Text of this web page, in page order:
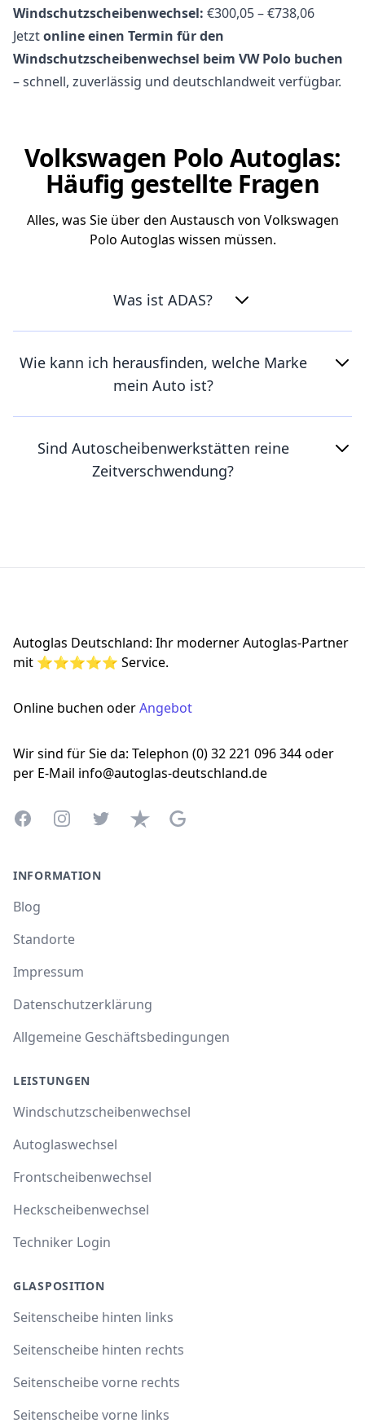
Windschutzscheibenwechsel: €300,05 – €738,06
Jetztonline einen Termin für den
Windschutzscheibenwechsel beim VW Polo buchen
– schnell, zuverlässig und deutschlandweit verfügbar.
Volkswagen Polo Autoglas:
Häufig gestellte Fragen
Alles, was Sie über den Austausch von Volkswagen
Polo Autoglas wissen müssen.
Was ist ADAS?
Wie kann ich herausfinden, welche Marke
mein Auto ist?
Sind Autoscheibenwerkstätten reine
Zeitverschwendung?
Autoglas Deutschland: Ihr moderner Autoglas-Partner
mit ⭐⭐⭐⭐⭐ Service.
Online buchen oderAngebot
Wir sind für Sie da: Telephon (0) 32 221 096 344 oder
per E-Mail info@autoglas-deutschland.de
FacebookInstagramTwitterTrustpilotGoogle Business Profile
INFORMATION
Blog
Standorte
Impressum
Datenschutzerklärung
Allgemeine Geschäftsbedingungen
LEISTUNGEN
Windschutzscheibenwechsel
Autoglaswechsel
Frontscheibenwechsel
Heckscheibenwechsel
Techniker Login
GLASPOSITION
Seitenscheibe hinten links
Seitenscheibe hinten rechts
Seitenscheibe vorne rechts
Seitenscheibe vorne links